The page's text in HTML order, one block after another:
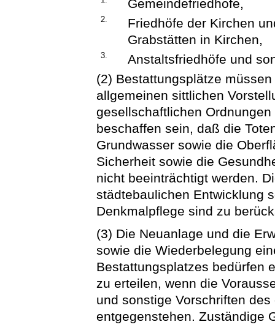
Gemeindefriedhöfe,
2.
Friedhöfe der Kirchen
Grabstätten in Kirchen,
3.
Anstaltsfriedhöfe und
(2) Bestattungsplätze
allgemeinen sittlichen
gesellschaftlichen
beschaffen sein, daß die
Grundwasser sowie die
Sicherheit sowie die
nicht beeinträchtigt werden.
städtebaulichen Entwicklung
Denkmalpflege sind zu
(3) Die Neuanlage und die
sowie die Wiederbelegung
Bestattungsplatzes bedürfen
zu erteilen, wenn die
und sonstige Vorschriften
entgegenstehen. Zuständige